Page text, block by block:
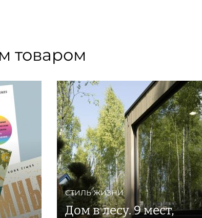
товаром
СТИЛЬ ЖИЗНИ
Дом в лесу. 9 мест,